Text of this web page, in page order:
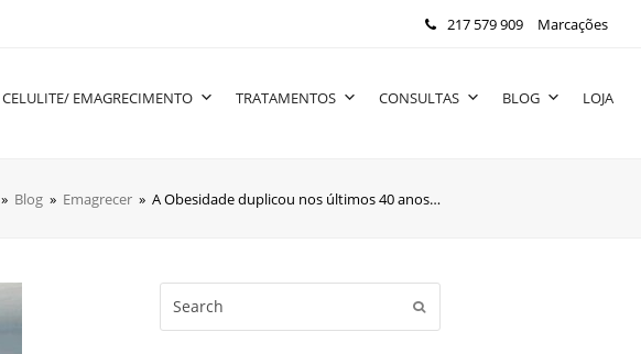
217 579 909 Marcações
CELULITE/ EMAGRECIMENTO TRATAMENTOS CONSULTAS BLOG LOJA
» Blog » Emagrecer » A Obesidade duplicou nos últimos 40 anos…